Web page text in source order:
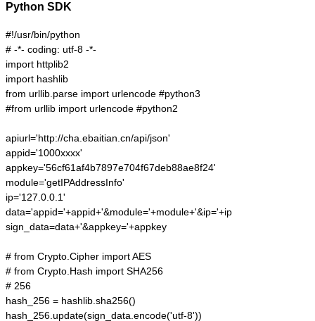
Python SDK
#!/usr/bin/python
# -*- coding: utf-8 -*-
import httplib2
import hashlib
from urllib.parse import urlencode #python3
#from urllib import urlencode #python2
apiurl='http://cha.ebaitian.cn/api/json'
appid='1000xxxx'
appkey='56cf61af4b7897e704f67deb88ae8f24'
module='getIPAddressInfo'
ip='127.0.0.1'
data='appid='+appid+'&module='+module+'&ip='+ip
sign_data=data+'&appkey='+appkey
# from Crypto.Cipher import AES
# from Crypto.Hash import SHA256
# 256
hash_256 = hashlib.sha256()
hash_256.update(sign_data.encode('utf-8'))